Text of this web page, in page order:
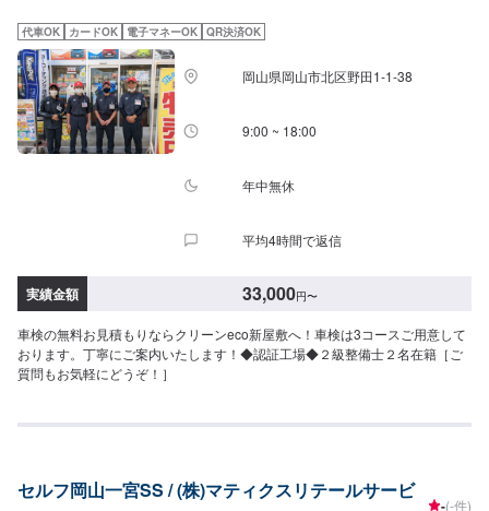
代車OK カードOK 電子マネーOK QR決済OK
岡山県岡山市北区野田1-1-38
9:00 ~ 18:00
年中無休
平均4時間で返信
実績金額 33,000円〜
車検の無料お見積もりならクリーンeco新屋敷へ！車検は3コースご用意して
おります。丁寧にご案内いたします！◆認証工場◆２級整備士２名在籍［ご
質問もお気軽にどうぞ！］
セルフ岡山一宮SS / (株)マティクスリテールサービ
-(-件)